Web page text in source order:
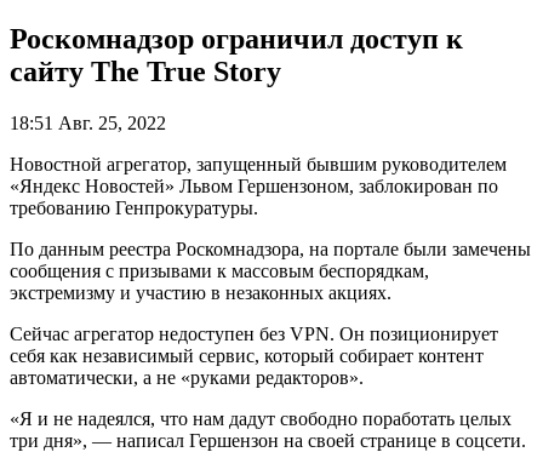
Роскомнадзор ограничил доступ к
сайту The True Story
18:51 Авг. 25, 2022
Новостной агрегатор, запущенный бывшим руководителем
«Яндекс Новостей» Львом Гершензоном, заблокирован по
требованию Генпрокуратуры.
По данным реестра Роскомнадзора, на портале были замечены
сообщения с призывами к массовым беспорядкам,
экстремизму и участию в незаконных акциях.
Сейчас агрегатор недоступен без VPN. Он позиционирует
себя как независимый сервис, который собирает контент
автоматически, а не «руками редакторов».
«Я и не надеялся, что нам дадут свободно поработать целых
три дня», — написал Гершензон на своей странице в соцсети.